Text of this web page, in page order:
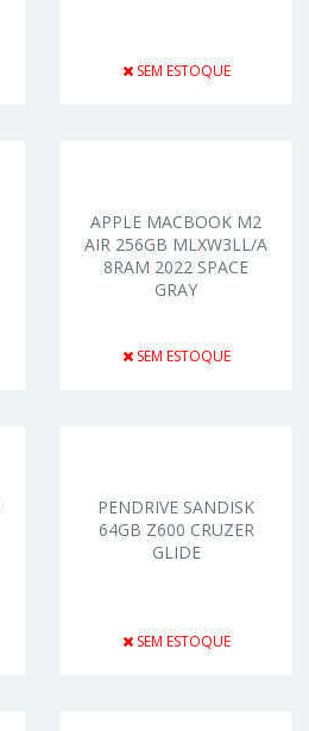
SEM ESTOQUE
APPLE MACBOOK M2
AIR 256GB MLXW3LL/A
8RAM 2022 SPACE
GRAY
SEM ESTOQUE
PENDRIVE SANDISK
64GB Z600 CRUZER
GLIDE
SEM ESTOQUE